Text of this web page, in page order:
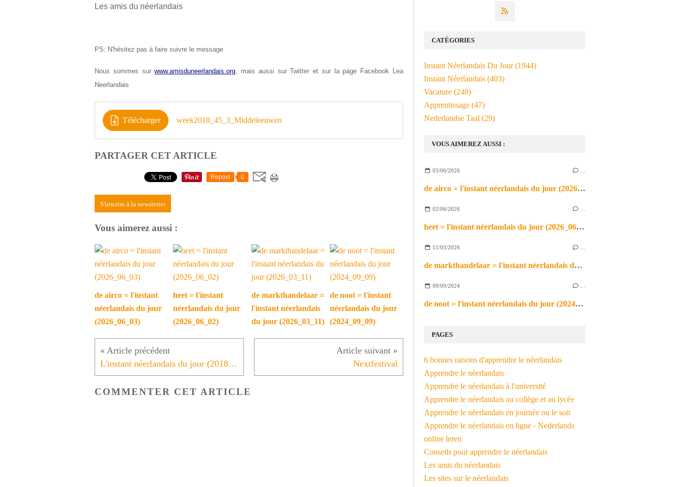
Les amis du néerlandais
PS: N'hésitez pas à faire suivre le message
Nous sommes surwww.amisduneerlandais.org, mais aussi sur Twitter et sur la page Facebook Lea
Neerlandais
Télécharger week2018_45_3_Middeleeuwen
PARTAGER CET ARTICLE
Repost 0
S'inscrire à la newsletter
Vous aimerez aussi :
de airco = l'instant
néerlandais du jour
(2026_06_03)
heet = l'instant
néerlandais du jour
(2026_06_02)
de markthandelaar =
l'instant néerlandais
du jour (2026_03_11)
de noot = l'instant
néerlandais du jour
(2024_09_09)
L'instant néerlandais du jour (2018_11_06): de hunebedden Nextfestival
COMMENTER CET ARTICLE
VOUS AIMEREZ AUSSI :
03/06/2026
de airco = l'instant néerlandais du jour (2026_06_03)
02/06/2026
heet = l'instant néerlandais du jour (2026_06_02)
11/03/2026
de markthandelaar = l'instant néerlandais du jour (2026_03_11)
09/09/2024
de noot = l'instant néerlandais du jour (2024_09_09)
PAGES
6 bonnes raisons d'apprendre le néerlandais
Apprendre le néerlandais
Apprendre le néerlandais à l'université
Apprendre le néerlandais au collège et au lycée
Apprendre le néerlandais en journée ou le soir
Apprendre le néerlandais en ligne - Nederlands
online leren
Conseils pour apprendre le néerlandais
Les amis du néerlandais
Les sites sur le néerlandais
CATÉGORIES
Instant Néerlandais Du Jour(1944)
Instant Néerlandais (403)
Vacature (240)
Apprentissage (47)
Nederlandse Taal (29)